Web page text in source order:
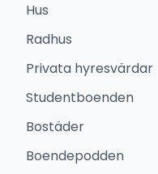
Hus
Radhus
Privata hyresvärdar
Studentboenden
Bostäder
Boendepodden